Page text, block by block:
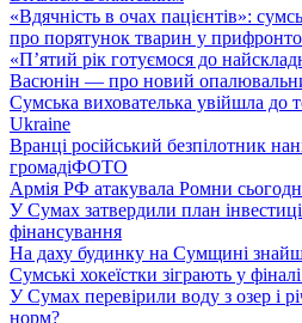
«Вдячність в очах пацієнтів»:
про порятунок тварин у
«П’ятий рік готуємося до
Васюнін — про новий
Сумська вихователька увійшла до
Ukraine
Вранці російський безпілотник
громадіФОТО
Армія РФ атакувала Ромни
У Сумах затвердили план
фінансування
На даху будинку на Сумщині
Сумські хокеїстки зіграють у
У Сумах перевірили воду з озер і
норм?